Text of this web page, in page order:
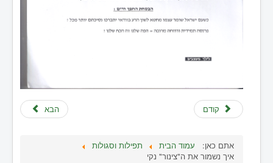
קודם הבא
אתם כאן: עמוד הבית
תפילות וסגולות
איך נשמור את ה"צינור" נקי